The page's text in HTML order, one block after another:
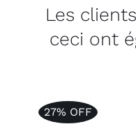
Les
ceci ont
27% OFF